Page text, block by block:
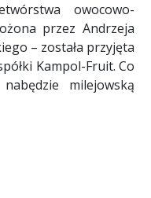
owocowo-
przez Andrzeja
– została przyjęta
Kampol-Fruit. Co
milejowską